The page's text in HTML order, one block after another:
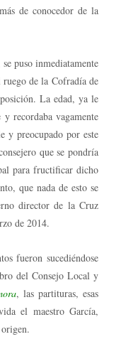
de conocedor de la
puso inmediatamente
de la Cofradía de
La edad, ya le
recordaba vagamente
y preocupado por este
que se pondría
para fructificar dicho
que nada de esto se
director de la Cruz
de 2014.
fueron sucediéndose
del Consejo Local y
, las partituras, esas
el maestro García,